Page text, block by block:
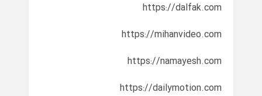
https://dalfak.com
https://mihanvideo.com
https://namayesh.com
https://dailymotion.com